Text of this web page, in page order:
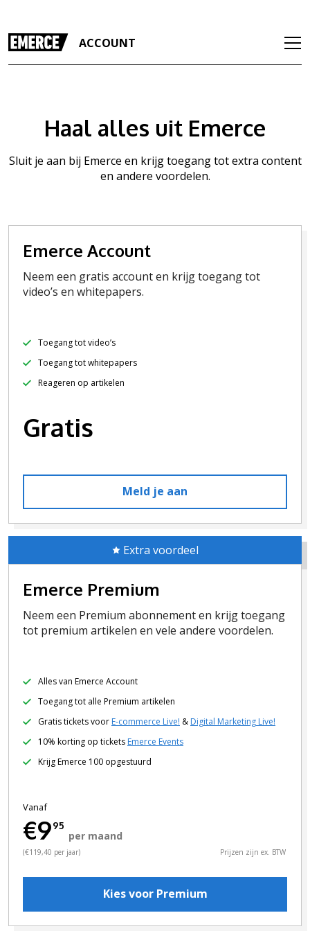
ACCOUNT
Haal alles uit Emerce
Sluit je aan bij Emerce en krijg toegang tot extra content
en andere voordelen.
Emerce Account
Neem een gratis account en krijg toegang tot
video’s en whitepapers.
Toegang tot video’s
Toegang tot whitepapers
Reageren op artikelen
Gratis
Meld je aan
Extra voordeel
Emerce Premium
Neem een Premium abonnement en krijg toegang
tot premium artikelen en vele andere voordelen.
Alles van Emerce Account
Toegang tot alle Premium artikelen
Gratis tickets voor E-commerce Live! & Digital Marketing Live!
10% korting op tickets Emerce Events
Krijg Emerce 100 opgestuurd
Vanaf
€995
per maand
(€119,40 per jaar) Prijzen zijn ex. BTW
Kies voor Premium